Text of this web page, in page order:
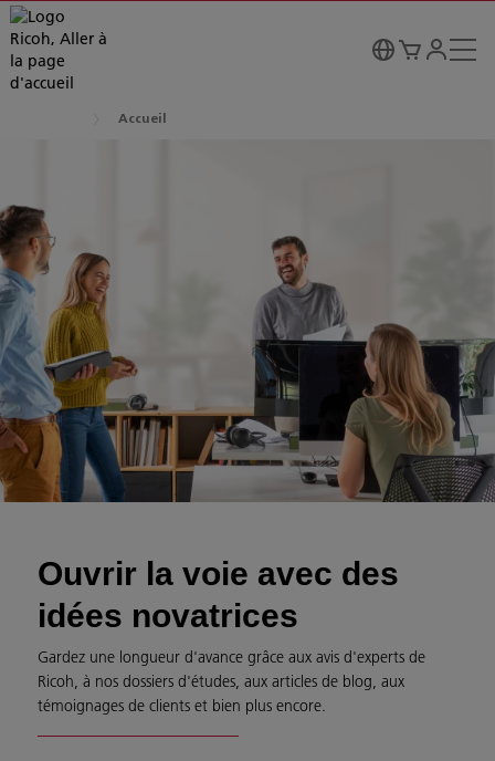
Accueil
Ouvrir la voie avec des
idées novatrices
Gardez une longueur d'avance grâce aux avis d'experts de
Ricoh, à nos dossiers d'études, aux articles de blog, aux
témoignages de clients et bien plus encore.